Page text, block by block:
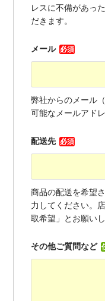
レスに不備があっ
だきます。
メール 必須
弊社からのメール
可能なメールアド
配送先 必須
商品の配送を希望
力してください。
取希望」とお願いし
その他ご質問など